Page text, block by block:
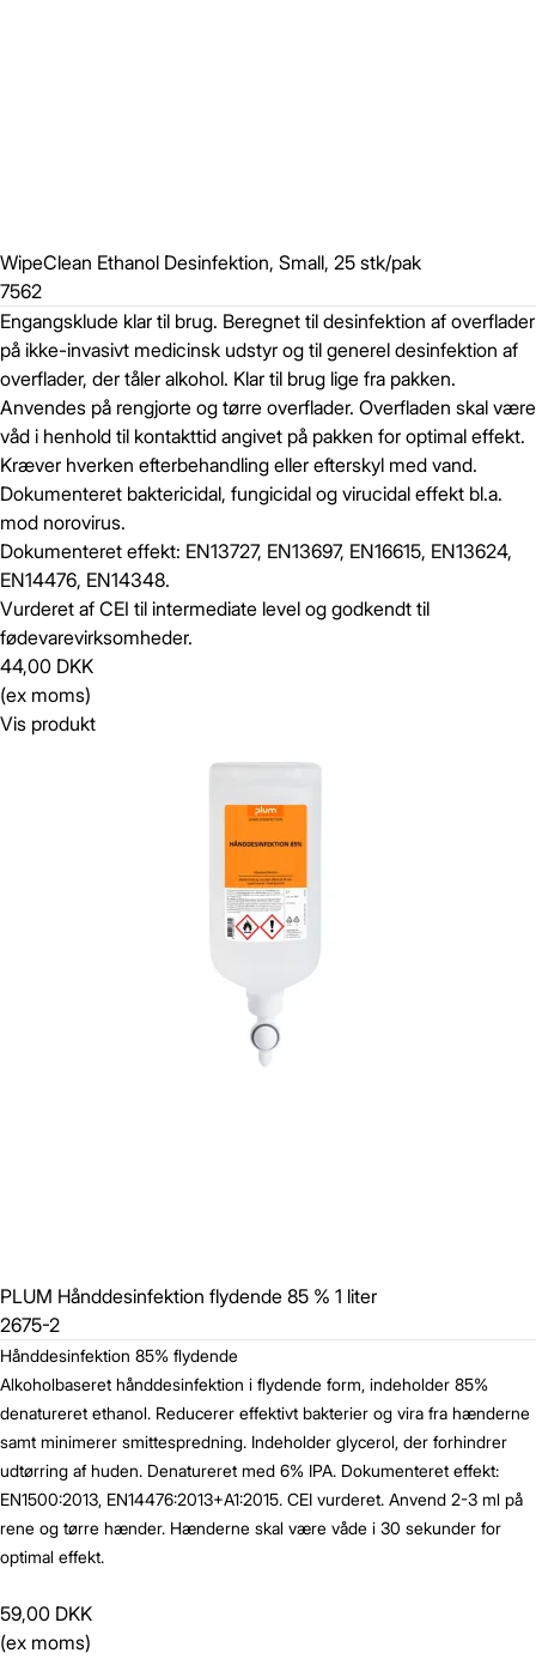
WipeClean Ethanol Desinfektion, Small, 25 stk/pak
7562
Engangsklude klar til brug. Beregnet til desinfektion af overflader
på ikke-invasivt medicinsk udstyr og til generel desinfektion af
overflader, der tåler alkohol. Klar til brug lige fra pakken.
Anvendes på rengjorte og tørre overflader. Overfladen skal være
våd i henhold til kontakttid angivet på pakken for optimal effekt.
Kræver hverken efterbehandling eller efterskyl med vand.
Dokumenteret baktericidal, fungicidal og virucidal effekt bl.a.
mod norovirus.
Dokumenteret effekt: EN13727, EN13697, EN16615, EN13624,
EN14476, EN14348.
Vurderet af CEI til intermediate level og godkendt til
fødevarevirksomheder.
44,00 DKK
(ex moms)
Vis produkt
PLUM Hånddesinfektion flydende 85 % 1 liter
2675-2
Hånddesinfektion 85% flydende
Alkoholbaseret hånddesinfektion i flydende form, indeholder 85%
denatureret ethanol. Reducerer effektivt bakterier og vira fra hænderne
samt minimerer smittespredning. Indeholder glycerol, der forhindrer
udtørring af huden. Denatureret med 6% IPA. Dokumenteret effekt:
EN1500:2013, EN14476:2013+A1:2015. CEI vurderet. Anvend 2-3 ml på
rene og tørre hænder. Hænderne skal være våde i 30 sekunder for
optimal effekt.
59,00 DKK
(ex moms)